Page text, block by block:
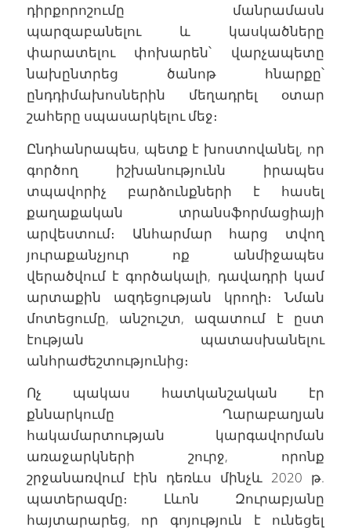
դիրքորոշումը մանրամասն
պարզաբանելու և կասկածները
փարատելու փոխարեն՝ վարչապետը
նախընտրեց ծանոթ հնարքը՝
ընդդիմախոսներին մեղադրել օտար
շահերը սպասարկելու մեջ։
Ընդհանրապես, պետք է խոստովանել, որ
գործող իշխանությունն իրապես
տպավորիչ բարձունքների է հասել
քաղաքական տրանսֆորմացիայի
արվեստում։ Անհարմար հարց տվող
յուրաքանչյուր ոք անմիջապես
վերածվում է գործակալի, դավադրի կամ
արտաքին ազդեցության կրողի։ Նման
մոտեցումը, անշուշտ, ազատում է ըստ
էության պատասխանելու
անհրաժեշտությունից։
Ոչ պակաս հատկանշական էր
քննարկումը Ղարաբաղյան
հակամարտության կարգավորման
առաջարկների շուրջ, որոնք
շրջանառվում էին դեռևս մինչև 2020 թ.
պատերազմը։ Լևոն Զուրաբյանը
հայտարարեց, որ գոյություն է ունեցել